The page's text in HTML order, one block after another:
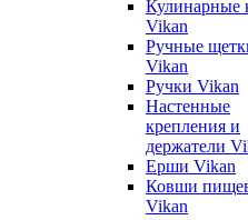
Кулинарные
Vikan
Ручные
Vikan
Ручки Vikan
Настенные
крепления и
держатели
Ерши Vikan
Ковши
Vikan